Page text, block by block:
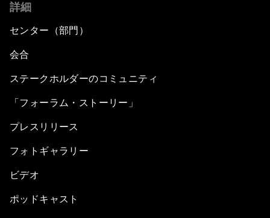
詳細
センター（部門）
会合
ステークホルダーのコミュニティ
「フォーラム・ストーリー」
プレスリリース
フォトギャラリー
ビデオ
ポッドキャスト